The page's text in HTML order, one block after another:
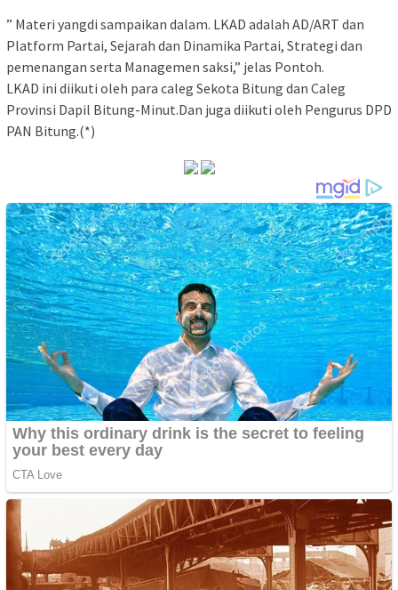
” Materi yangdi sampaikan dalam. LKAD adalah AD/ART dan
Platform Partai, Sejarah dan Dinamika Partai, Strategi dan
pemenangan serta Managemen saksi,” jelas Pontoh.
LKAD ini diikuti oleh para caleg Sekota Bitung dan Caleg
Provinsi Dapil Bitung-Minut.Dan juga diikuti oleh Pengurus DPD
PAN Bitung.(*)